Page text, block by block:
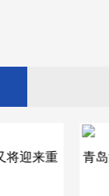
将迎来重
青